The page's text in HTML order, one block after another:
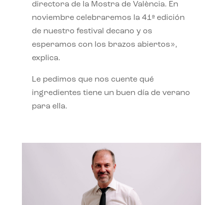
directora de la Mostra de València. En
noviembre celebraremos la 41ª edición
de nuestro festival decano y os
esperamos con los brazos abiertos»,
explica.
Le pedimos que nos cuente qué
ingredientes tiene un buen día de verano
para ella.